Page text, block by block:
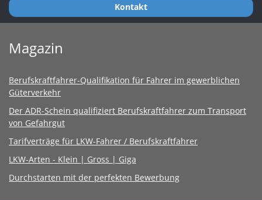
Kontakt
Magazin
Berufskraftfahrer-Qualifikation für Fahrer im gewerblichen
Güterverkehr
Der ADR-Schein qualifiziert Berufskraftfahrer zum Transport
von Gefahrgut
Tarifverträge für LKW-Fahrer / Berufskraftfahrer
LKW-Arten - Klein | Gross | Giga
Durchstarten mit der perfekten Bewerbung